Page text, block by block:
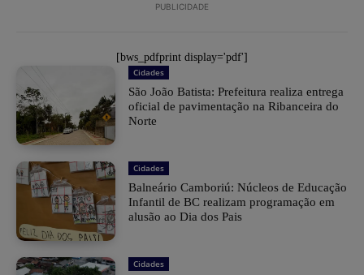
PUBLICIDADE
[bws_pdfprint display='pdf']
Cidades
São João Batista: Prefeitura realiza entrega
oficial de pavimentação na Ribanceira do
Norte
Cidades
Balneário Camboriú: Núcleos de Educação
Infantil de BC realizam programação em
alusão ao Dia dos Pais
Cidades